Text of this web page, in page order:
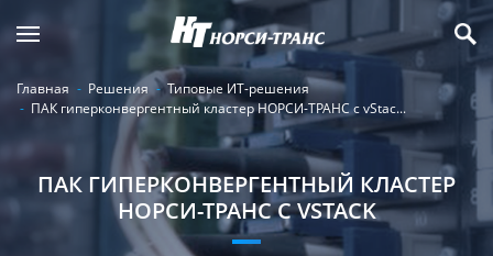
Главная Решения
Типовые ИТ-решения
ПАК гиперконвергентный кластер НОРСИ-ТРАНС с vStac...
ПАК ГИПЕРКОНВЕРГЕНТНЫЙ КЛАСТЕР
НОРСИ-ТРАНС С VSTACK